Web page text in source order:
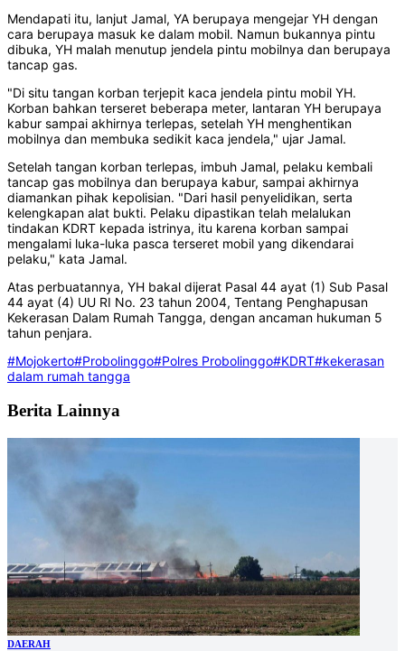
Mendapati itu, lanjut Jamal, YA berupaya mengejar YH dengan
cara berupaya masuk ke dalam mobil. Namun bukannya pintu
dibuka, YH malah menutup jendela pintu mobilnya dan berupaya
tancap gas.
"Di situ tangan korban terjepit kaca jendela pintu mobil YH.
Korban bahkan terseret beberapa meter, lantaran YH berupaya
kabur sampai akhirnya terlepas, setelah YH menghentikan
mobilnya dan membuka sedikit kaca jendela," ujar Jamal.
Setelah tangan korban terlepas, imbuh Jamal, pelaku kembali
tancap gas mobilnya dan berupaya kabur, sampai akhirnya
diamankan pihak kepolisian. "Dari hasil penyelidikan, serta
kelengkapan alat bukti. Pelaku dipastikan telah melalukan
tindakan KDRT kepada istrinya, itu karena korban sampai
mengalami luka-luka pasca terseret mobil yang dikendarai
pelaku," kata Jamal.
Atas perbuatannya, YH bakal dijerat Pasal 44 ayat (1) Sub Pasal
44 ayat (4) UU RI No. 23 tahun 2004, Tentang Penghapusan
Kekerasan Dalam Rumah Tangga, dengan ancaman hukuman 5
tahun penjara.
#Mojokerto#Probolinggo#Polres Probolinggo#KDRT#kekerasan
dalam rumah tangga
Berita Lainnya
DAERAH